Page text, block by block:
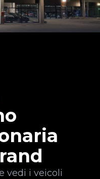
vedi i veicoli